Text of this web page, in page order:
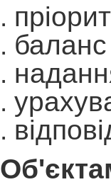
баланс